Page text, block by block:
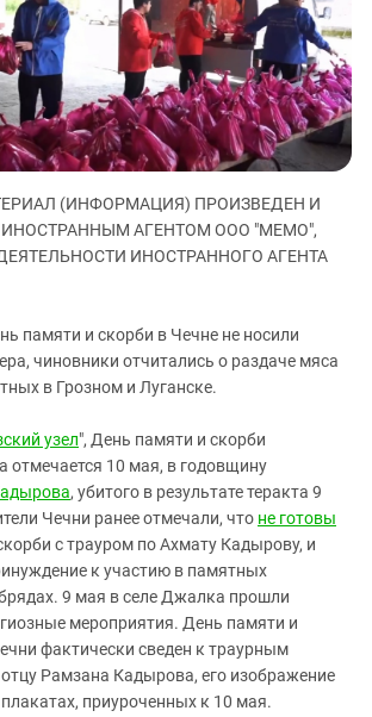
ЗАСТАВЛЯЕТ
КАВКАЗ ЗА ПАЛЕСТИНУ
ИНАКОМЫСЛИЕ В ЧЕЧНЕ
ПРЕСЛЕДОВАНИЕ АКТИВИСТОВ
МОБИЛИЗАЦИЯ И ПРОТЕСТЫ
(ИНФОРМАЦИЯ) ПРОИЗВЕДЕН И
ИНОСТРАННЫМ АГЕНТОМ ООО "МЕМО",
ИНОСТРАННОГО АГЕНТА
памяти и скорби в Чечне не носили
чиновники отчитались о раздаче мяса
в Грозном и Луганске.
узел", День памяти и скорби
отмечается 10 мая, в годовщину
, убитого в результате теракта 9
Чечни ранее отмечали, что не готовы
с трауром по Ахмату Кадырову, и
к участию в памятных
9 мая в селе Джалка прошли
мероприятия. День памяти и
фактически сведен к траурным
Рамзана Кадырова, его изображение
плакатах, приуроченных к 10 мая.